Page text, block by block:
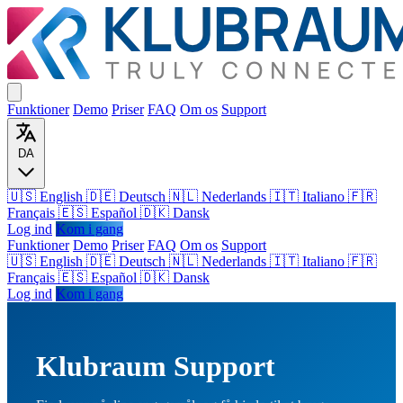
Funktioner Demo Priser FAQ Om os Support
DA
🇺🇸 English 🇩🇪 Deutsch 🇳🇱 Nederlands 🇮🇹 Italiano 🇫🇷
Français 🇪🇸 Español 🇩🇰 Dansk
Log ind Kom i gang
Funktioner Demo Priser FAQ Om os Support
🇺🇸 English 🇩🇪 Deutsch 🇳🇱 Nederlands 🇮🇹 Italiano 🇫🇷
Français 🇪🇸 Español 🇩🇰 Dansk
Log ind Kom i gang
Klubraum Support